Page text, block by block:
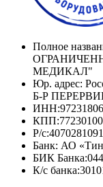
Полное
МЕДИКАЛ"
Юр. адрес:
Б-Р
Р/
Банк: АО
БИК
К/с